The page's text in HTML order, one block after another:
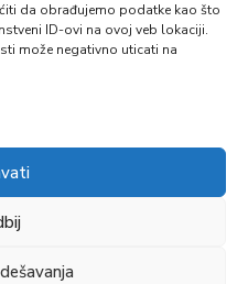
da obrađujemo podatke kao što
ID-ovi na ovoj veb lokaciji.
može negativno uticati na